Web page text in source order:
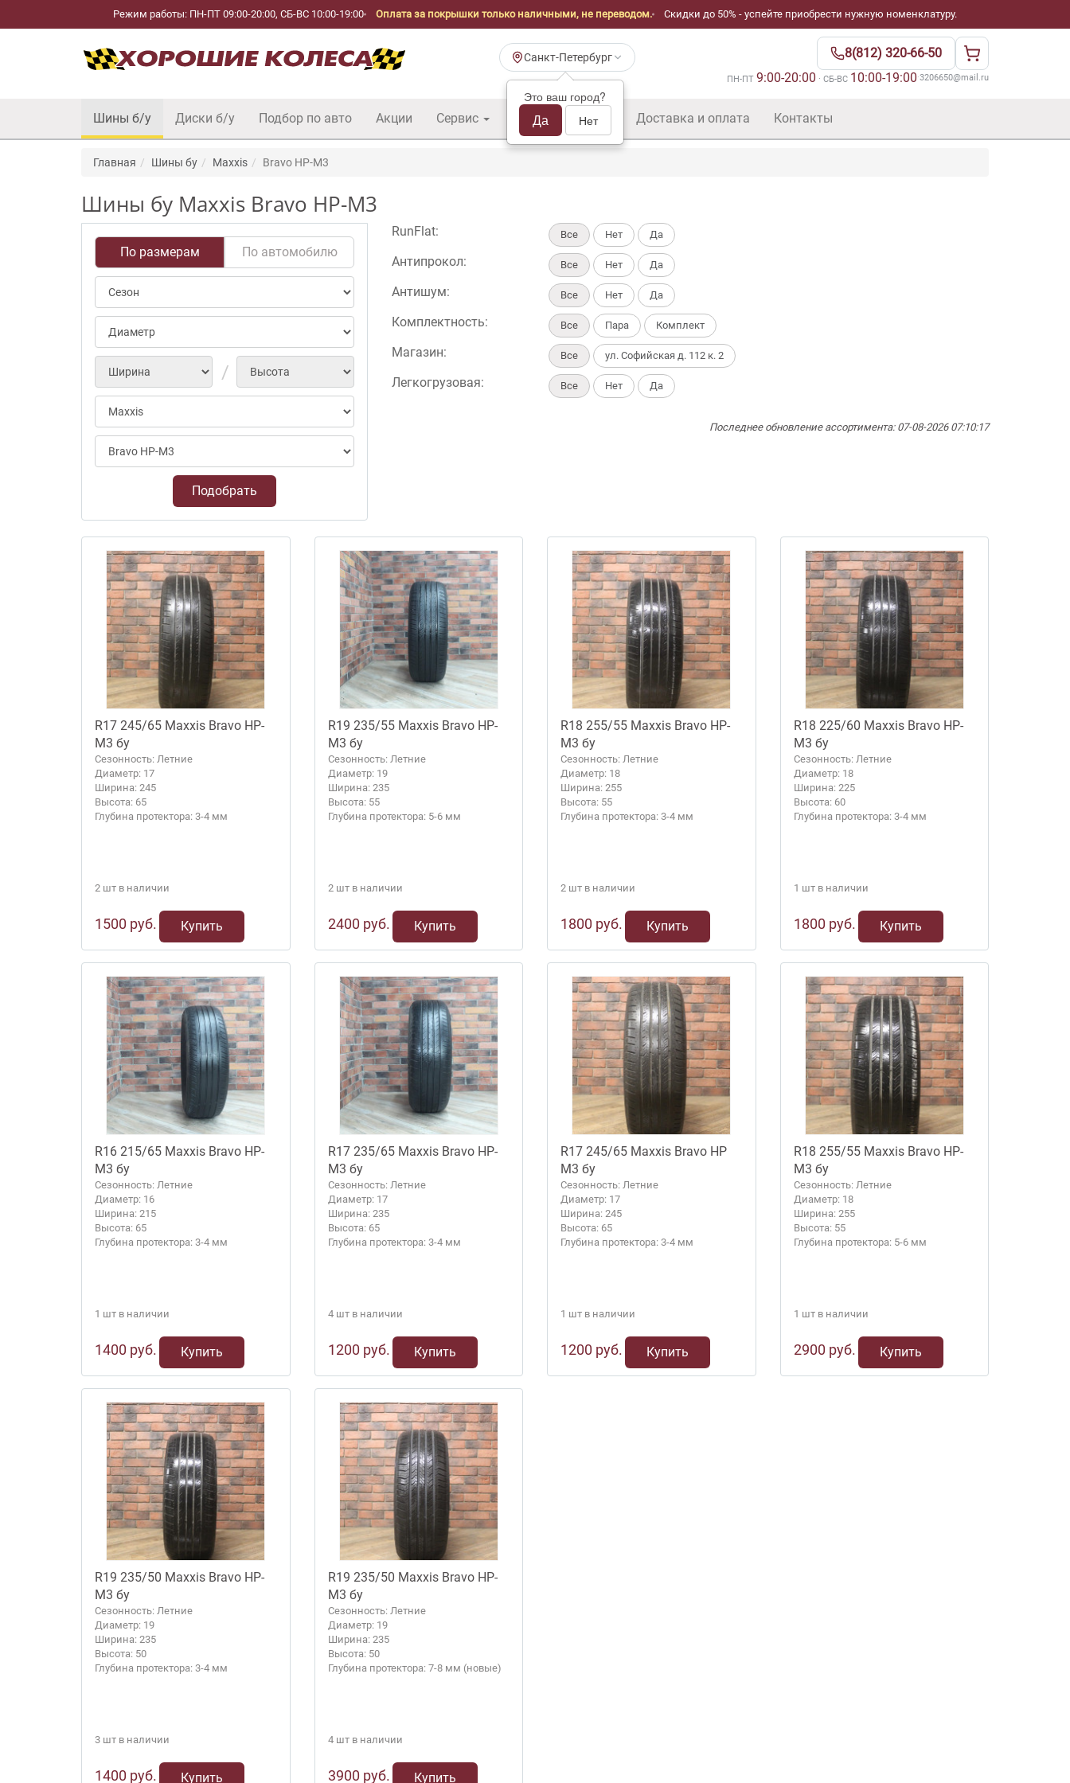
Режим работы: ПН-ПТ 09:00-20:00, СБ-ВС 10:00-19:00 Оплата за покрышки только наличными, не переводом. Скидки до 50% - успейте приобрести нужную номенклатуру.
Санкт-Петербург
Это ваш город?
Да Нет
8(812) 320-66-50
ПН-ПТ 9:00-20:00 · СБ-ВС 10:00-19:00·3206650@mail.ru
Шины б/у Диски б/у Подбор по авто Акции Сервис Шины б/у оптом Доставка и оплата Контакты
Главная Шины бу Maxxis Bravo HP-M3
Шины бу Maxxis Bravo HP-M3
По размерам По автомобилю
Подобрать
RunFlat: Все Нет Да
Антипрокол: Все Нет Да
Антишум: Все Нет Да
Комплектность: Все Пара Комплект
Магазин: Все ул. Софийская д. 112 к. 2
Легкогрузовая: Все Нет Да
Последнее обновление ассортимента: 07-08-2026 07:10:17
R17 245/65 Maxxis Bravo HP-
M3 бу
Сезонность: Летние
Диаметр: 17
Ширина: 245
Высота: 65
Глубина протектора: 3-4 мм
2 шт в наличии
1500 руб. Купить
R19 235/55 Maxxis Bravo HP-
M3 бу
Сезонность: Летние
Диаметр: 19
Ширина: 235
Высота: 55
Глубина протектора: 5-6 мм
2 шт в наличии
2400 руб. Купить
R18 255/55 Maxxis Bravo HP-
M3 бу
Сезонность: Летние
Диаметр: 18
Ширина: 255
Высота: 55
Глубина протектора: 3-4 мм
2 шт в наличии
1800 руб. Купить
R18 225/60 Maxxis Bravo HP-
M3 бу
Сезонность: Летние
Диаметр: 18
Ширина: 225
Высота: 60
Глубина протектора: 3-4 мм
1 шт в наличии
1800 руб. Купить
R16 215/65 Maxxis Bravo HP-
M3 бу
Сезонность: Летние
Диаметр: 16
Ширина: 215
Высота: 65
Глубина протектора: 3-4 мм
1 шт в наличии
1400 руб. Купить
R17 235/65 Maxxis Bravo HP-
M3 бу
Сезонность: Летние
Диаметр: 17
Ширина: 235
Высота: 65
Глубина протектора: 3-4 мм
4 шт в наличии
1200 руб. Купить
R17 245/65 Maxxis Bravo HP
M3 бу
Сезонность: Летние
Диаметр: 17
Ширина: 245
Высота: 65
Глубина протектора: 3-4 мм
1 шт в наличии
1200 руб. Купить
R18 255/55 Maxxis Bravo HP-
M3 бу
Сезонность: Летние
Диаметр: 18
Ширина: 255
Высота: 55
Глубина протектора: 5-6 мм
1 шт в наличии
2900 руб. Купить
R19 235/50 Maxxis Bravo HP-
M3 бу
Сезонность: Летние
Диаметр: 19
Ширина: 235
Высота: 50
Глубина протектора: 3-4 мм
3 шт в наличии
1400 руб. Купить
R19 235/50 Maxxis Bravo HP-
M3 бу
Сезонность: Летние
Диаметр: 19
Ширина: 235
Высота: 50
Глубина протектора: 7-8 мм (новые)
4 шт в наличии
3900 руб. Купить